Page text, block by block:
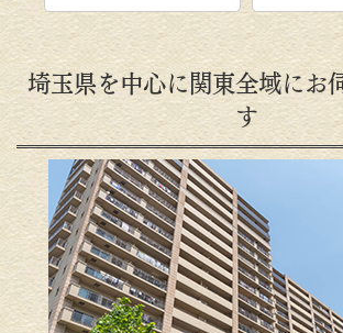
埼玉県を中心に関東全域にお
す